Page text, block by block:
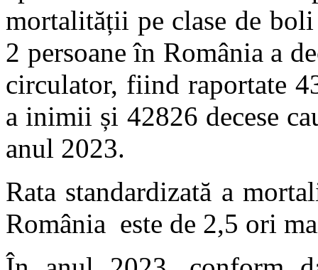
mortalității pe clase de
2 persoane în România a
circulator, fiind raportate
a inimii și 42826 decese
anul 2023.
Rata standardizată a
România este de 2,5 ori